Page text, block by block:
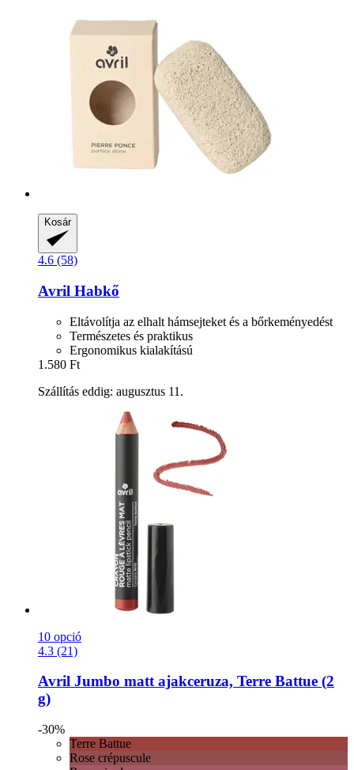
Kosár
4.6 (58)
Avril Habkő
Eltávolítja az elhalt hámsejteket és a bőrkeményedést
Természetes és praktikus
Ergonomikus kialakítású
1.580 Ft
Szállítás eddig: augusztus 11.
10 opció
4.3 (21)
Avril Jumbo matt ajakceruza, Terre Battue (2
g)
-30%
Terre Battue
Rose crépuscule